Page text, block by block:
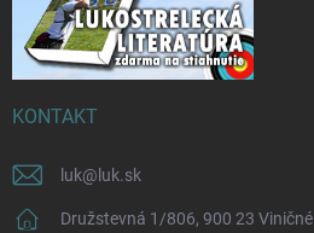
KONTAKT
luk@ luk.sk
Družstevná 1/806, 900 23 Viničné